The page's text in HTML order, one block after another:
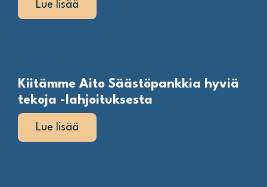
Lue lisää
Kiitämme Aito Säästöpankkia hyviä
tekoja -lahjoituksesta
Lue lisää